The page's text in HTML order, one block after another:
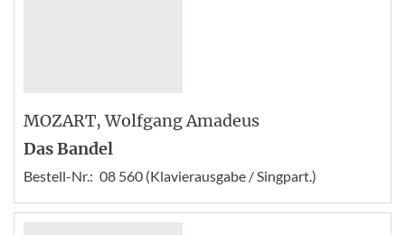
MOZART, Wolfgang Amadeus
Das Bandel
Bestell-Nr.: 08 560 (Klavierausgabe / Singpart.)